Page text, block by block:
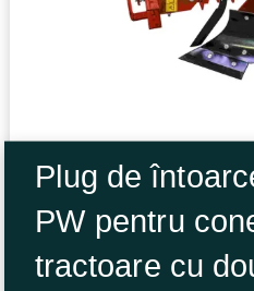
Plug de
PW pentru
tractoare cu